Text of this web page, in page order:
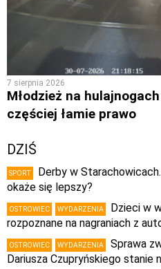
7 sierpnia 2026
Młodzież na
częściej łamie prawo
DZIŚ
SPORT
Derby w
okaże się lepszy?
OSTROWIEC WYDARZENIA
Dzieci w
rozpoznane na nagraniach z
OSTROWIEC WYDARZENIA
Sprawa
Dariusza Czupryńskiego stanie